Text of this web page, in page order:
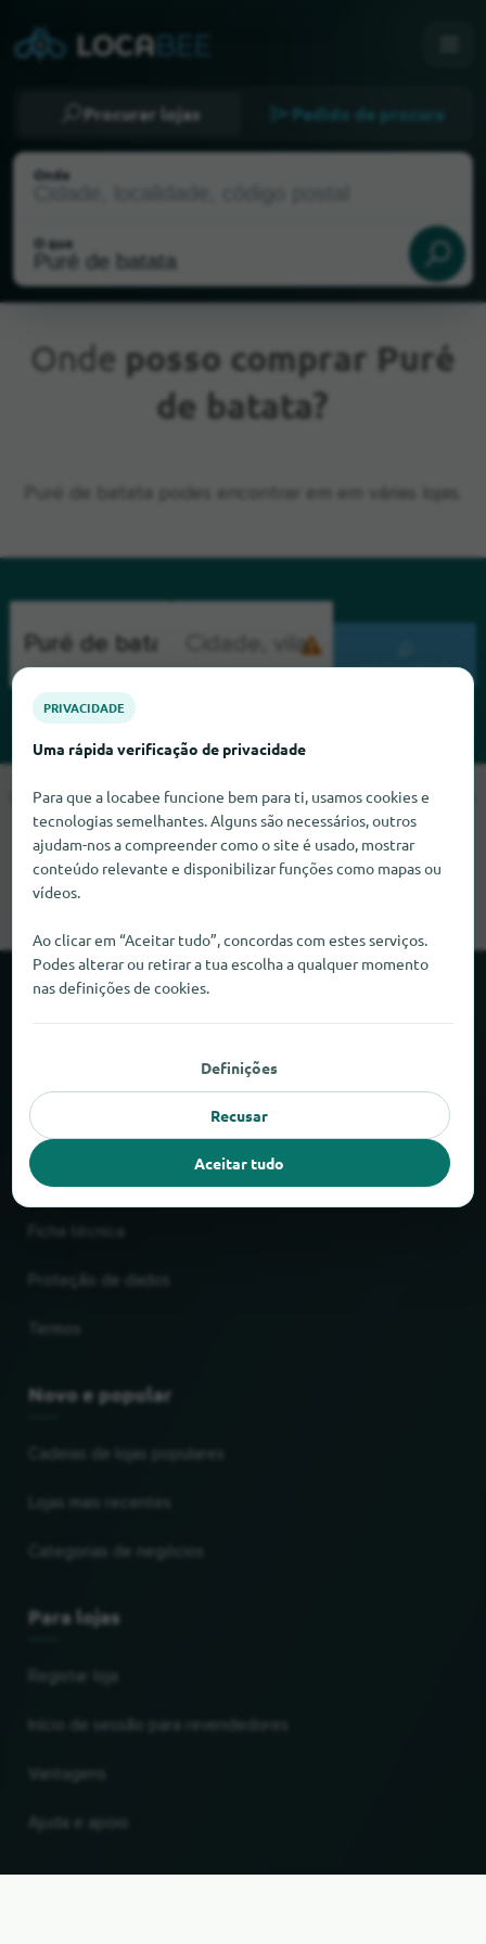
Procurar lojas Pedido de procura
Onde
O que
Localização atual
Onde posso comprar Puré
de batata?
PROCURAR
Lamentamos, mas não conseguimos encontrar Puré de batata
neste momento. Se souber onde encontrar Puré de batata,
ficaríamos muito satisfeitos se nos informasse.
Sobre a locabee
Parceiros
Informação legal
Novo e popular
Cadeias de lojas populares
Lojas mais recentes
Para lojas
Registar loja
Vantagens
Ajuda e apoio
PRIVACIDADE
Uma rápida verificação de privacidade
Para que a locabee funcione bem para ti, usamos cookies e
tecnologias semelhantes. Alguns são necessários, outros
ajudam-nos a compreender como o site é usado, mostrar
conteúdo relevante e disponibilizar funções como mapas ou
vídeos.
Ao clicar em “Aceitar tudo”, concordas com estes serviços.
Podes alterar ou retirar a tua escolha a qualquer momento
nas definições de cookies.
Definições
Recusar
Aceitar tudo